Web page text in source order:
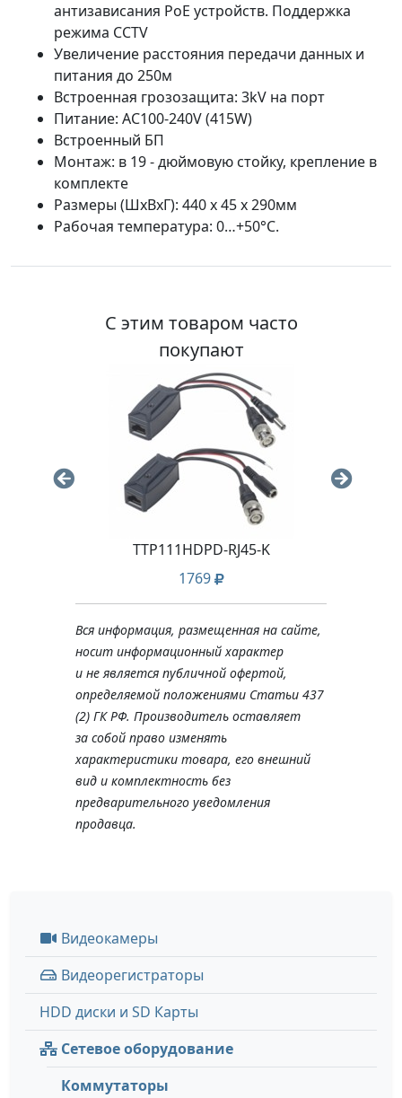
антизависания PoE устройств. Поддержка
режима CCTV
Увеличение расстояния передачи данных и
питания до 250м
Встроенная грозозащита: 3kV на порт
Питание: AC100-240V (415W)
Встроенный БП
Монтаж: в 19 - дюймовую стойку, крепление в
комплекте
Размеры (ШхВхГ): 440 x 45 x 290мм
Рабочая температура: 0…+50°С.
С этим товаром часто
покупают
TTP111HDPD-RJ45-K
1769
Вся информация, размещенная на сайте,
носит информационный характер
и не является публичной офертой,
определяемой положениями Статьи 437
(2) ГК РФ. Производитель оставляет
за собой право изменять
характеристики товара, его внешний
вид и комплектность без
предварительного уведомления
продавца.
Видеокамеры
Видеорегистраторы
HDD диски и SD Карты
Сетевое оборудование
Коммутаторы